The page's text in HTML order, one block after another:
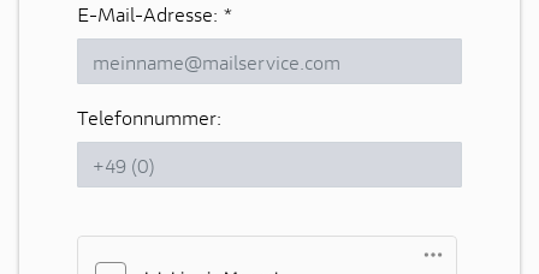
E-Mail-Adresse: *
Telefonnummer: